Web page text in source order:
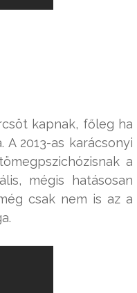
kapnak, főleg ha
2013-as karácsonyi
a
mégis hatásosan
csak nem is az a